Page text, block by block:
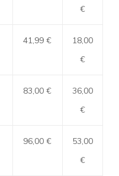
€
41,99 €
18,00
€
83,00 €
36,00
€
96,00 €
53,00
€